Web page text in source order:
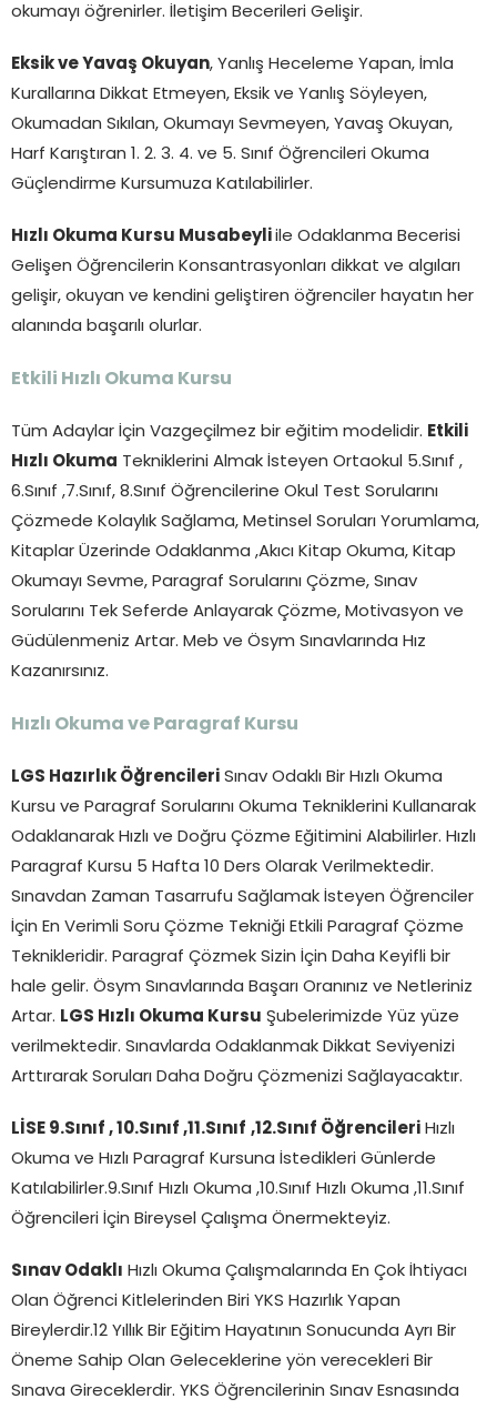
okumayı öğrenirler. İletişim Becerileri Gelişir.
Eksik ve Yavaş Okuyan, Yanlış Heceleme Yapan, İmla
Kurallarına Dikkat Etmeyen, Eksik ve Yanlış Söyleyen,
Okumadan Sıkılan, Okumayı Sevmeyen, Yavaş Okuyan,
Harf Karıştıran 1. 2. 3. 4. ve 5. Sınıf Öğrencileri Okuma
Güçlendirme Kursumuza Katılabilirler.
Hızlı Okuma Kursu Musabeyli ile Odaklanma Becerisi
Gelişen Öğrencilerin Konsantrasyonları dikkat ve algıları
gelişir, okuyan ve kendini geliştiren öğrenciler hayatın her
alanında başarılı olurlar.
Etkili Hızlı Okuma Kursu
Tüm Adaylar İçin Vazgeçilmez bir eğitim modelidir. Etkili
Hızlı Okuma Tekniklerini Almak İsteyen Ortaokul 5.Sınıf ,
6.Sınıf ,7.Sınıf, 8.Sınıf Öğrencilerine Okul Test Sorularını
Çözmede Kolaylık Sağlama, Metinsel Soruları Yorumlama,
Kitaplar Üzerinde Odaklanma ,Akıcı Kitap Okuma, Kitap
Okumayı Sevme, Paragraf Sorularını Çözme, Sınav
Sorularını Tek Seferde Anlayarak Çözme, Motivasyon ve
Güdülenmeniz Artar. Meb ve Ösym Sınavlarında Hız
Kazanırsınız.
Hızlı Okuma ve Paragraf Kursu
LGS Hazırlık Öğrencileri Sınav Odaklı Bir Hızlı Okuma
Kursu ve Paragraf Sorularını Okuma Tekniklerini Kullanarak
Odaklanarak Hızlı ve Doğru Çözme Eğitimini Alabilirler. Hızlı
Paragraf Kursu 5 Hafta 10 Ders Olarak Verilmektedir.
Sınavdan Zaman Tasarrufu Sağlamak İsteyen Öğrenciler
İçin En Verimli Soru Çözme Tekniği Etkili Paragraf Çözme
Teknikleridir. Paragraf Çözmek Sizin İçin Daha Keyifli bir
hale gelir. Ösym Sınavlarında Başarı Oranınız ve Netleriniz
Artar. LGS Hızlı Okuma Kursu Şubelerimizde Yüz yüze
verilmektedir. Sınavlarda Odaklanmak Dikkat Seviyenizi
Arttırarak Soruları Daha Doğru Çözmenizi Sağlayacaktır.
LİSE 9.Sınıf , 10.Sınıf ,11.Sınıf ,12.Sınıf Öğrencileri
Hızlı
Okuma ve Hızlı Paragraf Kursuna İstedikleri Günlerde
Katılabilirler.9.Sınıf Hızlı Okuma ,10.Sınıf Hızlı Okuma ,11.Sınıf
Öğrencileri İçin Bireysel Çalışma Önermekteyiz.
Sınav Odaklı
Hızlı Okuma Çalışmalarında En Çok İhtiyacı
Olan Öğrenci Kitlelerinden Biri YKS Hazırlık Yapan
Bireylerdir.12 Yıllık Bir Eğitim Hayatının Sonucunda Ayrı Bir
Öneme Sahip Olan Geleceklerine yön verecekleri Bir
Sınava Gireceklerdir. YKS Öğrencilerinin Sınav Esnasında